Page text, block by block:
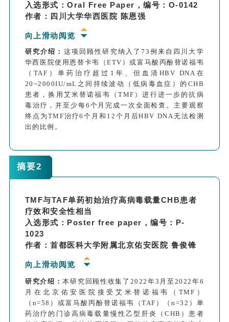
入选形式：Oral Free Paper，编号：O-0142
作者：四川大学华西医院 陈恩强
向上滑动阅览
研究介绍： 这项回顾性研究纳入了73例来自四川大学
华西医院使用恩替卡韦（ETV）或富马酸丙酚替诺福韦
（TAF）单药治疗超过1年、但血清HBV DNA在
20~2000IU/mL之间持续波动（低病毒血症）的CHB
患者，换用艾米替诺福韦（TMF）进行进一步的抗病
毒治疗，并至少每6个月完成一次全面检查。主要观察
终点为TMF治疗6个月和12个月后HBV DNA无法检测
出的比例。
换用TMF治疗6个月和12个月后，分别有
69.9%（51/73）和74.0%（54/73）的患者达到HBV
DNA<20 IU/mL。
与HBeAg阳性患者相比，换用TMF治疗的HBeAg阴性
P=0.038；18/33 vs. 36/40，P<0.001）。
治疗12个月后，尿β2-微球蛋白异常率为
16.4%（12/73），尿β2-微球蛋白增加超过3倍正常值
上限的比例为6.8%。血磷低于正常下限的比例为
19.2%（14/73）。尽管总胆固醇和低密度脂蛋白胆固
醇水平较治疗前有所增加，但差异无统计学意义。
研究结论：ETV或TAF治疗的CHB患者出现低病毒血症
时，换用TMF可以帮助大多数患者实现完全病毒学应
答，且患者耐受性良好。
摘要2
TMF与TAF单药初始治疗高病毒载量CHB患者
疗效和安全性相当
入选形式：Poster free paper，编号：P-
1023
作者：首都医科大学附属北京佑安医院 鲁俊锋
向上滑动阅览
研究介绍：本研究回顾性收集了2022年3月至2022年6
月在北京佑安医院接受艾米替诺福韦（TMF）
（n=58）或富马酸丙酚替诺福韦（TAF）（n=32）单
药治疗的门诊高病毒载量慢性乙型肝炎（CHB）患者